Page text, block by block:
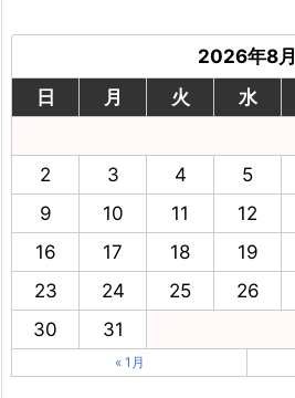
2026年8月
日
月 火 水
2
3 4 5
9
10 11 12
16
17 18 19
23
24 25 26
30
31
« 1月